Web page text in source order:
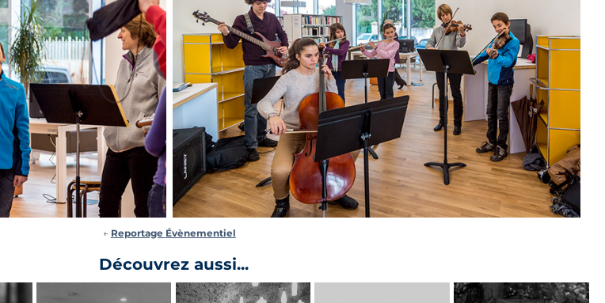
←ReportageÉvènementiel
Découvrez aussi...
2023
Remise des
Repas de Noël de
2015
Reportage photo
événementiel sur la